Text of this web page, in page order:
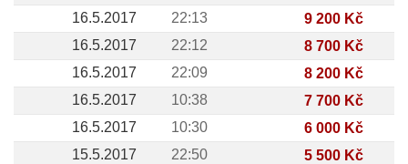
16.5.2017
22:13
9 200 Kč
16.5.2017
22:12
8 700 Kč
16.5.2017
22:09
8 200 Kč
16.5.2017
10:38
7 700 Kč
16.5.2017
10:30
6 000 Kč
15.5.2017
22:50
5 500 Kč